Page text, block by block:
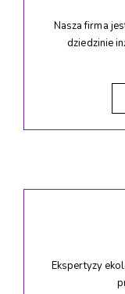
Nasza firma
dziedzinie
Ekspertyzy